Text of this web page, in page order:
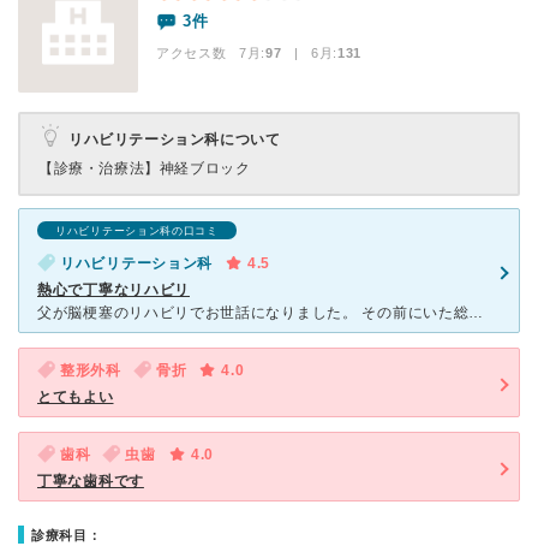
3件
アクセス数 7月:97 | 6月:131
リハビリテーション科について
【診療・治療法】 神経ブロック
リハビリテーション科の口コミ
リハビリテーション科
4.5
熱心で丁寧なリハビリ
父が脳梗塞のリハビリでお世話になりました。 その前にいた総合病院ではリハビリが１日20分が1回と短く、ら患後の急性期のリハビリがその後の麻痺の回復に大きく影響すると聞き、転院しました。 父が入
整形外科 骨折
4.0
とてもよい
歯科 虫歯
4.0
丁寧な歯科です
診療科目：